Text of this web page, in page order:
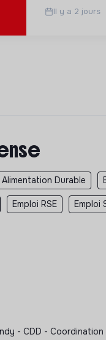
Il y a 2 jours
Alimentation Durable
Emploi RSE Emploi
- CDD -